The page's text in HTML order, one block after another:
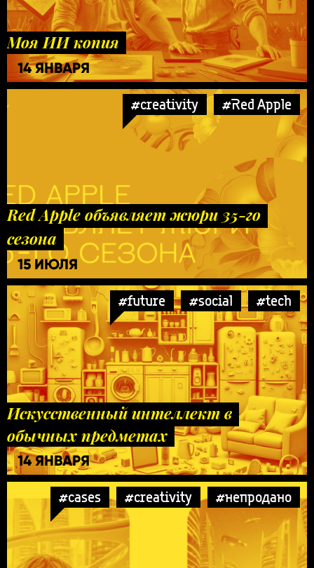
Моя ИИ копия
14 ЯНВАРЯ
#creativity #Red Apple
Red Apple объявляет жюри 35-го
сезона
15 ИЮЛЯ
#future #social #tech
Искусственный интеллект в
обычных предметах
14 ЯНВАРЯ
#cases #creativity #непродано